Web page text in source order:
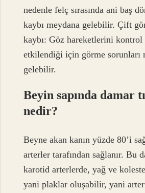
nedenle felç sırasında ani baş
kaybı meydana gelebilir. Çift
kaybı: Göz hareketlerini
etkilendiği için görme sorunları
gelebilir.
Beyin sapında damar
nedir?
Beyne akan kanın yüzde 80’i
arterler tarafından sağlanır. Bu
karotid arterlerde, yağ ve
yani plaklar oluşabilir, yani